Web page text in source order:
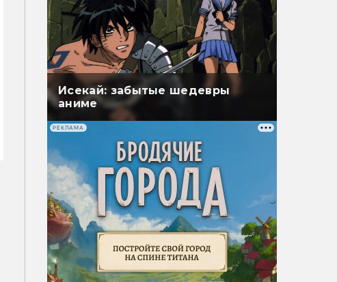
Исекай: забытые шедевры
аниме
РЕКЛАМА